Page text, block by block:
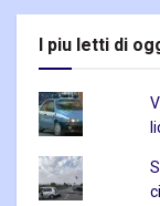
I piu letti di